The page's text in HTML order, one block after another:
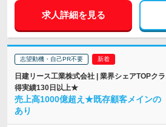
求人詳細を見る
志望動機・自己PR不要
日建リース工業株式会社 | 業界シェアTOP
得実績130日以上★
売上高1000億超え★既存顧客メインの
あり